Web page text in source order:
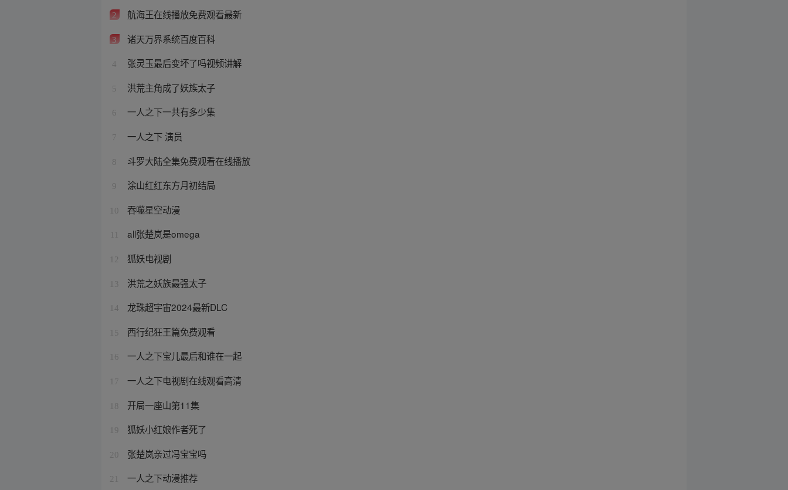
2 航海王在线播放免费观看最新
3 诸天万界系统百度百科
4 张灵玉最后变坏了吗视频讲解
5 洪荒主角成了妖族太子
6 一人之下一共有多少集
7 一人之下 演员
8 斗罗大陆全集免费观看在线播放
9 涂山红红东方月初结局
10 吞噬星空动漫
all张楚岚是omega
12 狐妖电视剧
13 洪荒之妖族最强太子
14 龙珠超宇宙2024最新DLC
15 西行纪狂王篇免费观看
16 一人之下宝儿最后和谁在一起
17 一人之下电视剧在线观看高清
18 开局一座山第11集
19 狐妖小红娘作者死了
20 张楚岚亲过冯宝宝吗
21 一人之下动漫推荐